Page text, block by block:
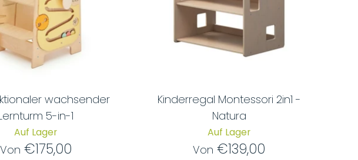
wachsender
5-in-1
Auf Lager
Von €175,00
Kinderregal Montessori 2in1 -
Natura
Auf Lager
Von €139,00